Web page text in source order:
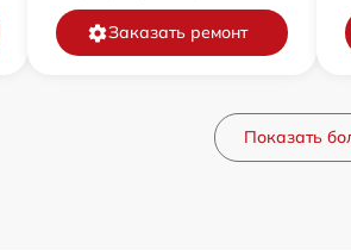
Заказать ремонт
Показать